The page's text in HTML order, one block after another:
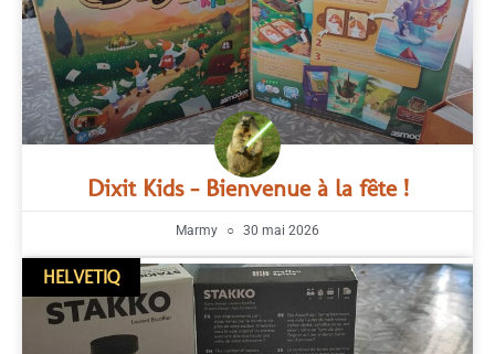
Dixit Kids – Bienvenue à la fête !
Marmy 30 mai 2026
HELVETIQ